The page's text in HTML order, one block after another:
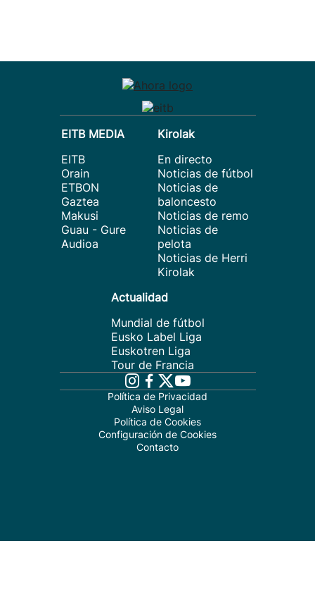
EITB MEDIA
EITB
Orain
ETBON
Gaztea
Makusi
Guau - Gure
Audioa
Kirolak
En directo
Noticias de fútbol
Noticias de
baloncesto
Noticias de remo
Noticias de
pelota
Noticias de Herri
Kirolak
Actualidad
Mundial de fútbol
Eusko Label Liga
Euskotren Liga
Tour de Francia
Política de Privacidad
Aviso Legal
Política de Cookies
Configuración de Cookies
Contacto